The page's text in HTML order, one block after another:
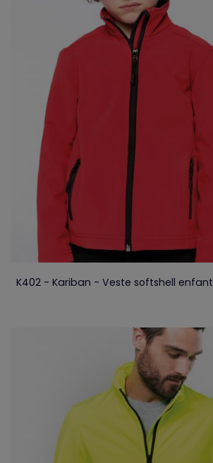
K402 - Kariban - Veste softshell enfant